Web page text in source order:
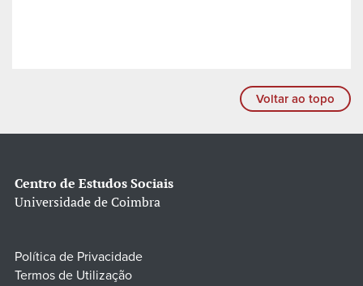
Voltar ao topo
Centro de Estudos Sociais
Universidade de Coimbra
Política de Privacidade
Termos de Utilização